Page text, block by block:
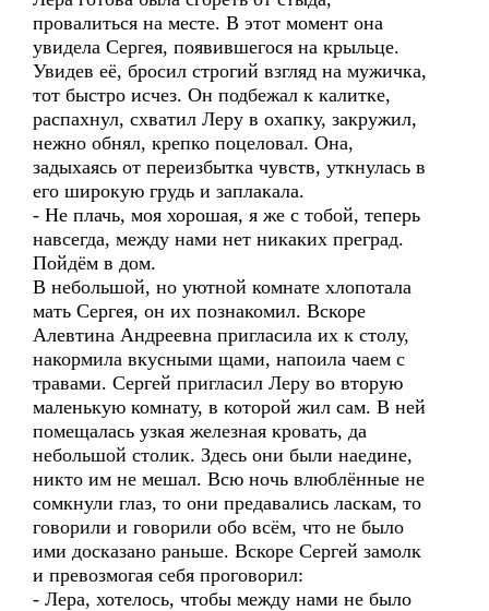
провалиться на месте. В этот момент она
увидела Сергея, появившегося на крыльце.
Увидев её, бросил строгий взгляд на мужичка,
тот быстро исчез. Он подбежал к калитке,
распахнул, схватил Леру в охапку, закружил,
нежно обнял, крепко поцеловал. Она,
задыхаясь от переизбытка чувств, уткнулась в
его широкую грудь и заплакала.
- Не плачь, моя хорошая, я же с тобой, теперь
навсегда, между нами нет никаких преград.
Пойдём в дом.
В небольшой, но уютной комнате хлопотала
мать Сергея, он их познакомил. Вскоре
Алевтина Андреевна пригласила их к столу,
накормила вкусными щами, напоила чаем с
травами. Сергей пригласил Леру во вторую
маленькую комнату, в которой жил сам. В ней
помещалась узкая железная кровать, да
небольшой столик. Здесь они были наедине,
никто им не мешал. Всю ночь влюблённые не
сомкнули глаз, то они предавались ласкам, то
говорили и говорили обо всём, что не было
ими досказано раньше. Вскоре Сергей замолк
и превозмогая себя проговорил:
- Лера, хотелось, чтобы между нами не было